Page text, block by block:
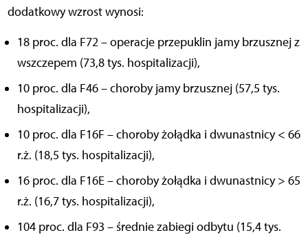
dodatkowy wzrost wynosi:
18 proc. dla F72 – operacje przepuklin jamy brzusznej z
wszczepem (73,8 tys. hospitalizacji),
10 proc. dla F46 – choroby jamy brzusznej (57,5 tys.
hospitalizacji),
10 proc. dla F16F – choroby żołądka i dwunastnicy < 66
r.ż. (18,5 tys. hospitalizacji),
16 proc. dla F16E – choroby żołądka i dwunastnicy > 65
r.ż. (16,7 tys. hospitalizacji),
104 proc. dla F93 – średnie zabiegi odbytu (15,4 tys.